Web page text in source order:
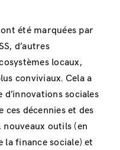
été marquées par
d’autres
locaux,
conviviaux. Cela a
d’innovations sociales
décennies et des
nouveaux outils (en
la finance sociale) et